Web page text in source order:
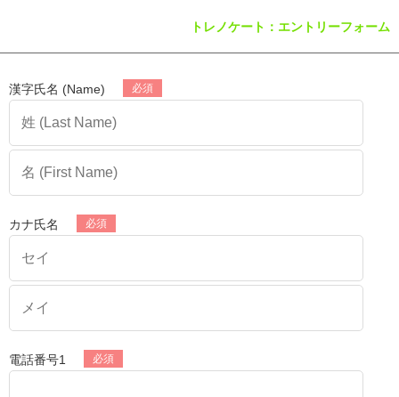
トレノケート：エントリーフォーム
漢字氏名 (Name)
カナ氏名
電話番号1